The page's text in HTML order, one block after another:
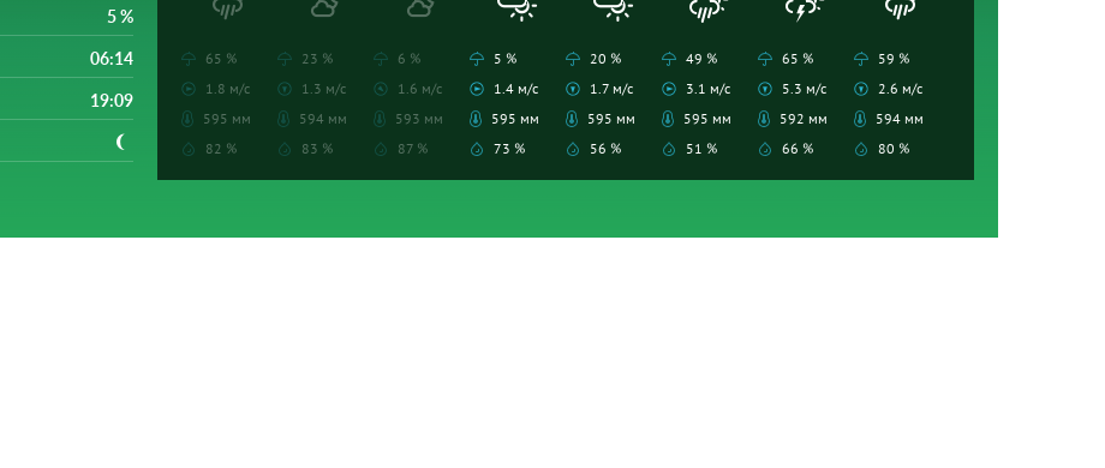
5 %
06:14
19:09
65 %
1.8 м/с
595 мм
82 %
23 %
1.3 м/с
594 мм
83 %
6 %
1.6 м/с
593 мм
87 %
5 %
1.4 м/с
595 мм
73 %
20 %
1.7 м/с
595 мм
56 %
49 %
3.1 м/с
595 мм
51 %
65 %
5.3 м/с
592 мм
66 %
59 %
2.6 м/с
594 мм
80 %